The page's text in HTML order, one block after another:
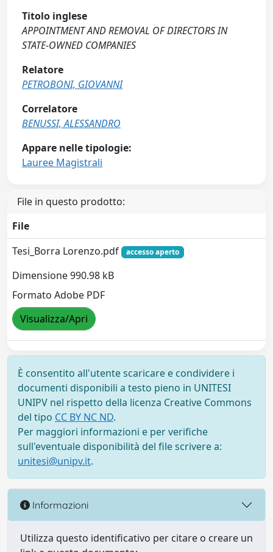
Titolo inglese
APPOINTMENT AND REMOVAL OF DIRECTORS IN
STATE-OWNED COMPANIES
Relatore
PETROBONI, GIOVANNI
Correlatore
BENUSSI, ALESSANDRO
Appare nelle tipologie:
Lauree Magistrali
File in questo prodotto:
File
Tesi_Borra Lorenzo.pdf
accesso aperto
Dimensione 990.98 kB
Formato Adobe PDF
Visualizza/Apri
È consentito all'utente scaricare e condividere i
documenti disponibili a testo pieno in UNITESI
UNIPV nel rispetto della licenza Creative Commons
del tipo CC BY NC ND.
Per maggiori informazioni e per verifiche
sull'eventuale disponibilità del file scrivere a:
unitesi@unipv.it.
Informazioni
Utilizza questo identificativo per citare o creare un